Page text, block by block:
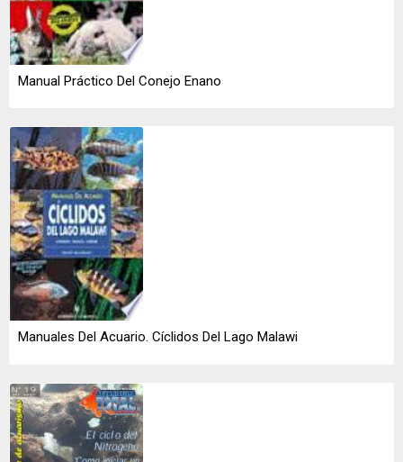
Manual Práctico Del Conejo Enano
Manuales Del Acuario. Cíclidos Del Lago Malawi